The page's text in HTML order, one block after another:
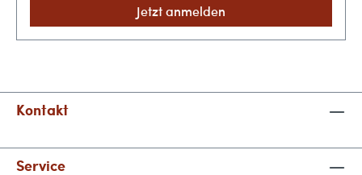
dem auffälligen, in kräftigem Rosa gestalteten
Etikett samt filigraner Vogel-Illustration deutet er
von Tennessee entsteht dieser charakterstarke
% Roggen und 5 % gemälzter Gerste. Nach einer
Reifezeit von drei Jahren und sechs Monaten in
Jetzt anmelden
Kontakt
Service